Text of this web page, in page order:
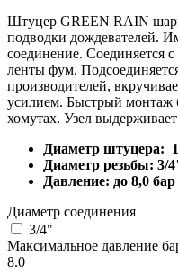
Штуцер GREEN RAIN
подводки дождевателей.
соединение. Соединяется
ленты фум.
производителей,
усилием. Быстрый монтаж
хомутах. Узел
Диаметр штуцера:
Диаметр резьбы: 3/
Давление: до 8,0 бар
Диаметр соединения
3/4"
Максимальное давление
8.0